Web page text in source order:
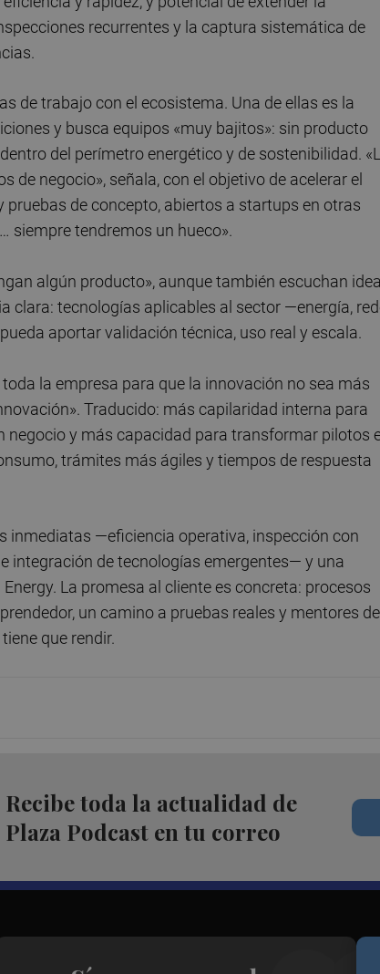
recurrentes y la captura sistemática de
de trabajo con el ecosistema. Una de ellas es la
y busca equipos «muy bajitos»: sin producto
del perímetro energético y de sostenibilidad.
negocio», señala, con el objetivo de acelerar el
de concepto, abiertos a startups en otras
siempre tendremos un hueco».
algún producto», aunque también escuchan
clara: tecnologías aplicables al sector —energía,
aportar validación técnica, uso real y escala.
la empresa para que la innovación no sea más
Traducido: más capilaridad interna para
y más capacidad para transformar pilotos
trámites más ágiles y tiempos de respuesta
inmediatas —eficiencia operativa, inspección con
integración de tecnologías emergentes— y una
La promesa al cliente es concreta: procesos
un camino a pruebas reales y mentores de
que rendir.
Recibe toda la actualidad de
Plaza Podcast en tu correo